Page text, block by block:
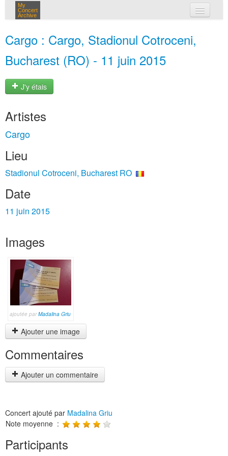
My
Concert
Archive
Cargo : Cargo, Stadionul Cotroceni,
Bucharest (RO) - 11 juin 2015
J'y étais
Artistes
Cargo
Lieu
Stadionul Cotroceni, Bucharest RO
Date
11 juin 2015
Images
ajoutée parMadalina Griu
Ajouter une image
Commentaires
Ajouter un commentaire
Concert ajouté par Madalina Griu
Note moyenne :
Participants